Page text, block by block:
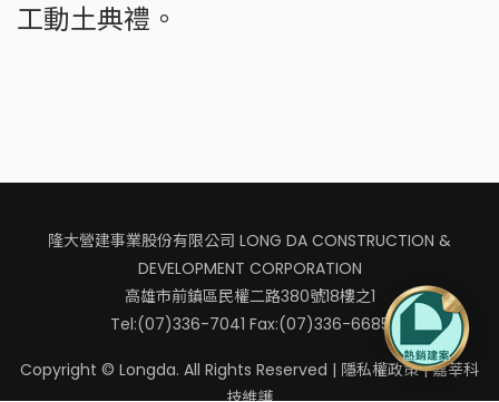
工動土典禮。
隆大營建事業股份有限公司 LONG DA CONSTRUCTION &
DEVELOPMENT CORPORATION
高雄市前鎮區民權二路380號18樓之1
Tel:(07)336-7041 Fax:(07)336-6685
Copyright © Longda. All Rights Reserved | 隱私權政策|嘉莘科